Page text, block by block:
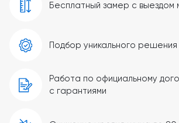
Бесплатный замер с выездом
Подбор уникального
Работа по официальному
с гарантиями